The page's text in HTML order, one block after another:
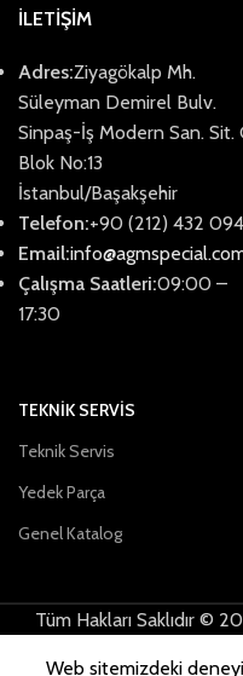
İLETİŞİM
Adres:Ziyagökalp Mh.
Süleyman Demirel Bulv.
Sinpaş-İş Modern San. Sit.
Blok No:13
İstanbul/Başakşehir
Telefon:+90 (212) 432
Email:
Çalışma Saatleri:09:00 –
17:30
TEKNİK SERVİS
Teknik Servis
Yedek Parça
Genel Katalog
Tüm Hakları Saklıdır ©
Web sitemizdeki